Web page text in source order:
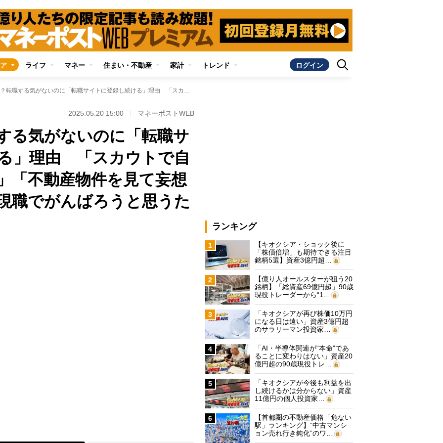
ライフ マネー 住まい・不動産 家計 トレンド ログイン
意外と多い？転職する気がないのに「転職サイトに登録し続ける」理由 「スカウトで自己肯定感が高まる」「不動産物件を見て妄想する感覚」「逆に現職でがんばろうと思うため」
2025.05.20 15:00 マネーポストWEB
る気がないのに「転職サ
」理由 「スカウトで自
「不動産物件を見て妄想
職でがんばろうと思うた
ランキング
1
【キオクシア・ショック後に
「株価倍増」も期待できる注目
銘柄5選】資産3億円超…
2
【億り人オールスターが狙う20
銘柄】「総資産69億円超」90歳
現役トレーダーから“1…
3
「キオクシアが再び株価10万円
になる日は遠い」資産3億円超
のサラリーマン投資家…
4
「AI・半導体関連が“本命”であ
ることに変わりはない」資産20
億円超の90歳現役トレ…
5
「キオクシアが今後も利益を出
し続けるかは分からない」資産
11億円の個人投資家…
6
【首都圏の不動産価格「危ない
駅」ランキング】“中古マンシ
ョン売れ行き鈍化”のワ…